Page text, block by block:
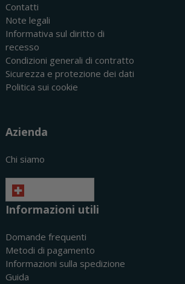
Contatti
Note legali
Informativa sul diritto di
recesso
Condizioni generali di contratto
Sicurezza e protezione dei dati
Politica sui cookie
Azienda
Chi siamo
Informazioni utili
Domande frequenti
Metodi di pagamento
Informazioni sulla spedizione
Guida